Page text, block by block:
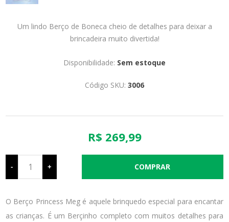
Um lindo Berço de Boneca cheio de detalhes para deixar a
brincadeira muito divertida!
Disponibilidade: Sem estoque
Código SKU: 3006
R$ 269,99
- +
O Berço Princess Meg é aquele brinquedo especial para encantar
as crianças. É um Berçinho completo com muitos detalhes para